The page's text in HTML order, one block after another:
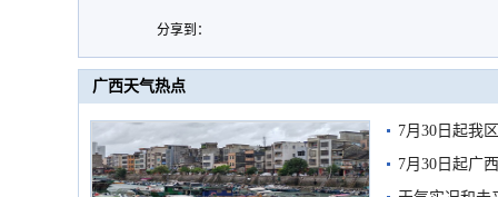
分享到：
广西天气热点
7月30日起我
7月30日起广